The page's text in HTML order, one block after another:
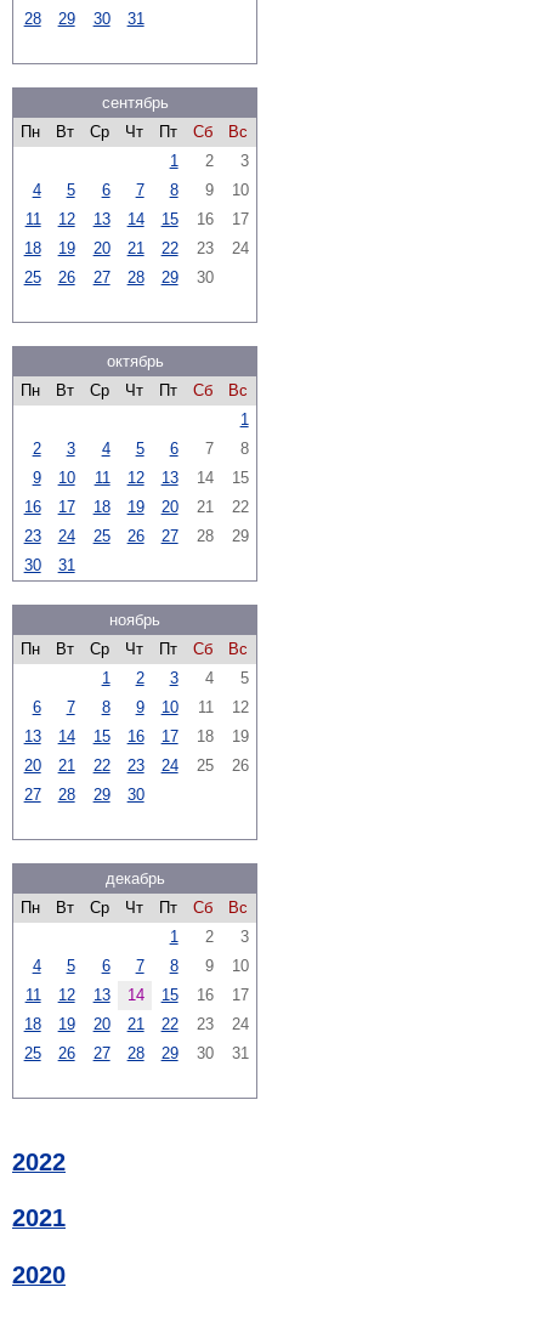
28
29 30 31
сентябрь
Пн
Вт Ср Чт Пт Сб
Вс
1
2
3
4
5 6 7 8 9
10
11
12 13 14 15 16
17
18
19 20 21 22 23
24
25
26 27 28 29 30
октябрь
Пн
Вт Ср Чт Пт Сб
Вс
1
2
3 4 5 6 7
8
9
10 11 12 13 14
15
16
17 18 19 20 21
22
23
24 25 26 27 28
29
30
31
ноябрь
Пн
Вт Ср Чт Пт Сб
Вс
1
2 3 4
5
6
7 8 9 10 11
12
13
14 15 16 17 18
19
20
21 22 23 24 25
26
27
28 29 30
декабрь
Пн
Вт Ср Чт Пт Сб
Вс
1
2
3
4
5 6 7 8 9
10
11
12 13 14 15 16
17
18
19 20 21 22 23
24
25
26 27 28 29 30 31
2022
2021
2020